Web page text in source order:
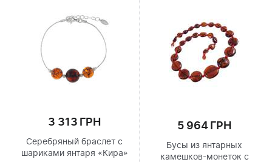
3 313 ГРН
Серебряный браслет с
шариками янтаря «Кира»
5 964 ГРН
Бусы из янтарных
камешков-монеток с